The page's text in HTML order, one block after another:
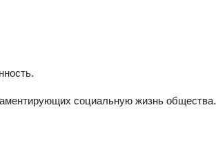
социальную жизнь общества.